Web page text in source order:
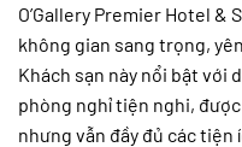
O’Gallery Premier Hotel &
không gian sang trọng,
Khách sạn này nổi bật với
phòng nghỉ tiện nghi,
nhưng vẫn đầy đủ các tiện